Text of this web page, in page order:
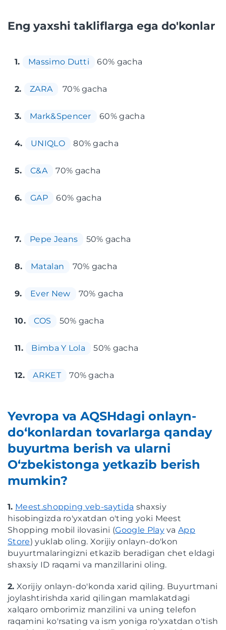
Eng yaxshi takliflarga ega do'konlar
1. Massimo Dutti 60% gacha
2. ZARA 70% gacha
3. Mark&Spencer 60% gacha
4. UNIQLO 80% gacha
5. C&A 70% gacha
6. GAP 60% gacha
7. Pepe Jeans 50% gacha
8. Matalan 70% gacha
9. Ever New 70% gacha
10. COS 50% gacha
11. Bimba Y Lola 50% gacha
12. ARKET 70% gacha
Yevropa va AQSHdagi onlayn-
do‘konlardan tovarlarga qanday
buyurtma berish va ularni
O‘zbekistonga yetkazib berish
mumkin?
1. Meest.shopping veb-saytida shaxsiy
hisobingizda ro'yxatdan o'ting yoki Meest
Shopping mobil ilovasini (Google PlayvaApp
Store) yuklab oling. Xorijiy onlayn-do'kon
buyurtmalaringizni etkazib beradigan chet eldagi
shaxsiy ID raqami va manzillarini oling.
2. Xorijiy onlayn-do'konda xarid qiling. Buyurtmani
joylashtirishda xarid qilingan mamlakatdagi
xalqaro omborimiz manzilini va uning telefon
raqamini ko'rsating va ism yoniga ro'yxatdan o'tish